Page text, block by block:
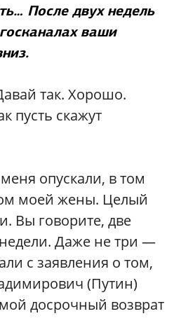
После двух недель
ваши
так. Хорошо.
пусть скажут
опускали, в том
моей жены. Целый
Вы говорите, две
Даже не три —
с заявления о том,
(Путин)
досрочный возврат